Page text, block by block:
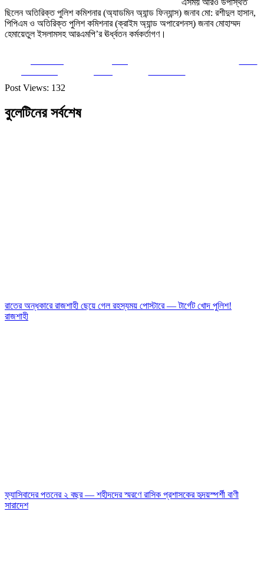
ছিলেন অতিরিক্ত পুলিশ কমিশনার (অ্যাডমিন অ্যান্ড ফিন্যান্স) জনাব মো: রশীদুল হাসান,
পিপিএম ও অতিরিক্ত পুলিশ কমিশনার (ক্রাইম অ্যান্ড অপারেশনস্) জনাব মোহাম্মদ
হেমায়েতুল ইসলামসহ আরএমপি’র ঊর্ধ্বতন কর্মকর্তাগণ।
Post Views: 132
বুলেটিনের সর্বশেষ
রাতের অন্ধকারে রাজশাহী ছেয়ে গেল রহস্যময় পোস্টারে — টার্গেট খোদ পুলিশ!
রাজশাহী
ফ্যাসিবাদের পতনের ২ বছর — শহীদদের স্মরণে রাসিক প্রশাসকের হৃদয়স্পর্শী বাণী
সারাদেশ